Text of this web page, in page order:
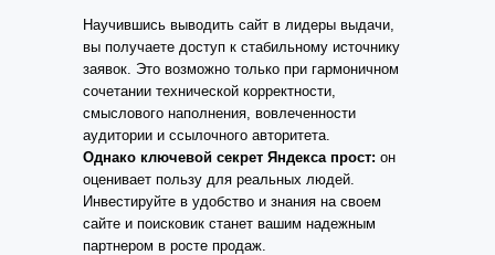
Научившись выводить сайт в лидеры выдачи,
вы получаете доступ к стабильному источнику
заявок. Это возможно только при гармоничном
сочетании технической корректности,
смыслового наполнения, вовлеченности
аудитории и ссылочного авторитета.
Однако ключевой секрет Яндекса прост: он
оценивает пользу для реальных людей.
Инвестируйте в удобство и знания на своем
сайте и поисковик станет вашим надежным
партнером в росте продаж.